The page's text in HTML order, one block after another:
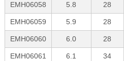
EMH06058 5.8 28
EMH06059 5.9 28
EMH06060 6.0 28
EMH06061 6.1 34